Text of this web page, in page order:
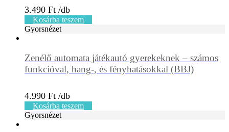
3.490 Ft
Kosárba teszem
Gyorsnézet
Zenélő automata játékautó gyerekeknek – számos
funkcióval, hang-, és fényhatásokkal (BBJ)
4.990 Ft
Kosárba teszem
Gyorsnézet